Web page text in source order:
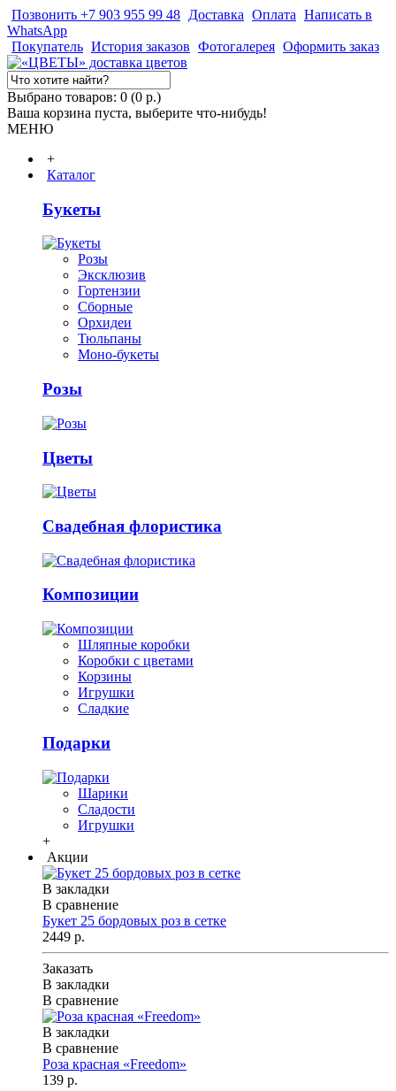
Позвонить +7 903 955 99 48 Доставка Оплата Написать в
WhatsApp
Покупатель История заказов Фотогалерея Оформить заказ
Выбрано товаров: 0 (0 р.)
Ваша корзина пуста, выберите что-нибудь!
МЕНЮ
+
Каталог
Букеты
Розы
Эксклюзив
Гортензии
Сборные
Орхидеи
Тюльпаны
Моно-букеты
Розы
Цветы
Свадебная флористика
Композиции
Шляпные коробки
Коробки с цветами
Корзины
Игрушки
Сладкие
Подарки
Шарики
Сладости
Игрушки
+
Акции
В закладки
В сравнение
Букет 25 бордовых роз в сетке
2449 р.
Заказать
В закладки
В сравнение
В закладки
В сравнение
Роза красная «Freedom»
139 р.